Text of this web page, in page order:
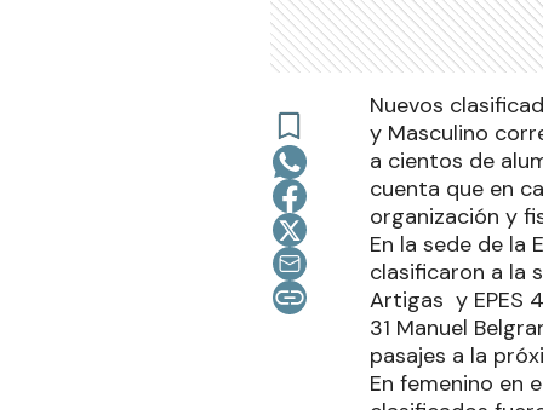
Nuevos
y Masculino
a cientos de
cuenta que en
organización y
En la sede de la
clasificaron a la
Artigas y EPES
31 Manuel
pasajes a la
En femenino en